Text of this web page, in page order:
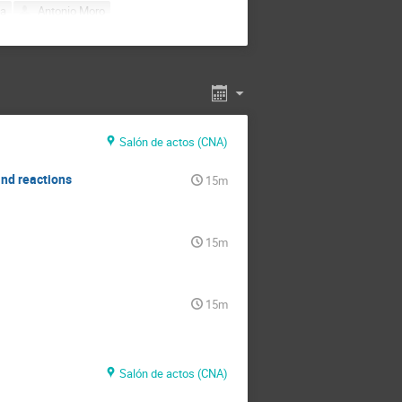
Antonio Moro
Domenec Espriu
Enrique Zas
BLANCO
José M. Espino
Salón de actos (CNA)
reactions
15m
15m
15m
Salón de actos (CNA)